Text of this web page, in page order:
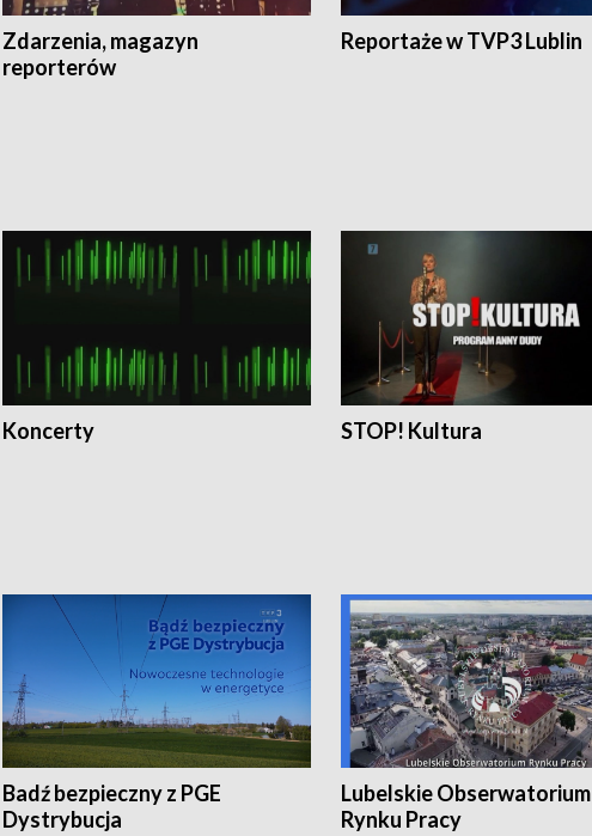
Zdarzenia, magazyn
reporterów
Reportaże w TVP3 Lublin
Koncerty STOP! Kultura
Badź bezpieczny z PGE
Dystrybucja
Lubelskie Obserwatorium
Rynku Pracy